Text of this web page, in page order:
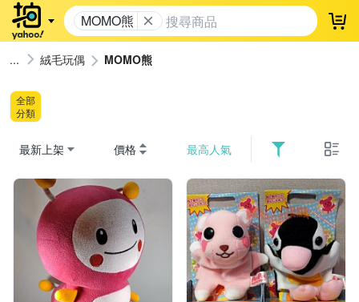
MOMO熊 登
絨毛玩偶 MOMO熊
全部
分類
最新上架 價格 最高人氣